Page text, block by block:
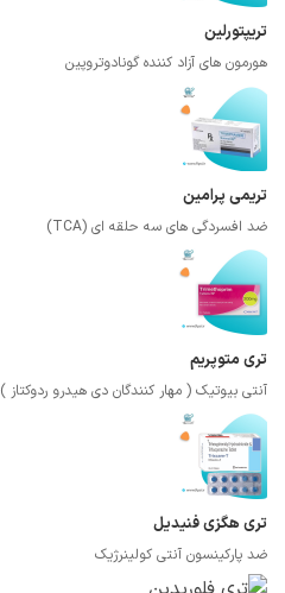
تریپتورلین
هورمون های آزاد کننده گونادوتروپین
تریمی پرامین
ضد افسردگی های سه حلقه ای (TCA)
تری متوپریم
آنتی بیوتیک ( مهار کنندگان دی هیدرو ردوکتاز )
تری هگزی فنیدیل
ضد پارکینسون آنتی کولینرژیک